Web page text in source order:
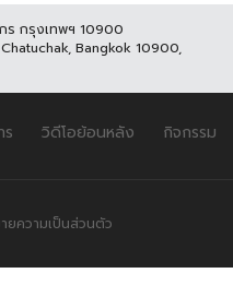
ร กรุงเทพฯ 10900
Bangkok 10900,
ร วิดีโอย้อนหลัง กิจกรรม
ยความเป็นส่วนตัว